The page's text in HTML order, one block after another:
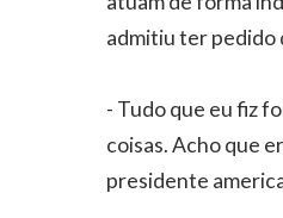
admitiu ter pedido
- Tudo que eu fiz
coisas. Acho que
presidente